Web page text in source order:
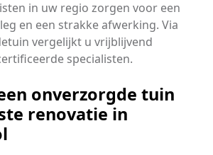
in uw regio zorgen voor een
en een strakke afwerking. Via
vergelijkt u vrijblijvend
specialisten.
onverzorgde tuin
renovatie in